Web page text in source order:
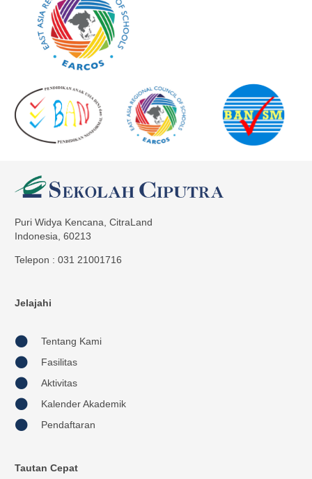
Puri Widya Kencana, CitraLand
Indonesia, 60213
Telepon : 031 21001716
Jelajahi
Tentang Kami
Fasilitas
Aktivitas
Kalender Akademik
Pendaftaran
Tautan Cepat